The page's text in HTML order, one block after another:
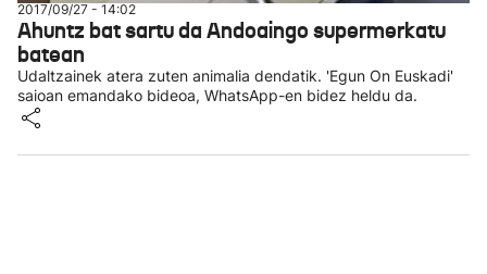
2017/09/27 - 14:02
Ahuntz bat sartu da Andoaingo supermerkatu
batean
Udaltzainek atera zuten animalia dendatik. 'Egun On Euskadi'
saioan emandako bideoa, WhatsApp-en bidez heldu da.